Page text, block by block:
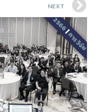
NEXT
2566
|
การวิจัย